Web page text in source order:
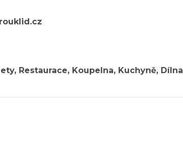
Restaurace, Koupelna, Kuchyně, Dílna